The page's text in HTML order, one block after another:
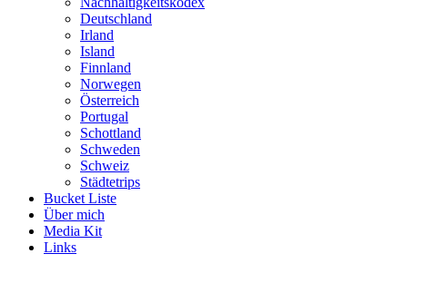
Deutschland
Irland
Island
Finnland
Norwegen
Österreich
Portugal
Schottland
Schweden
Schweiz
Städtetrips
Bucket Liste
Über mich
Media Kit
Links